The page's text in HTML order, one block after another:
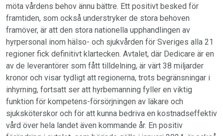
möta vårdens behov ännu bättre. Ett positivt besked för
framtiden, som också understryker de stora behoven
framöver, är att den stora nationella upphandlingen av
hyrpersonal inom hälso- och sjukvården för Sveriges alla 21
regioner fick definitivt klartecken. Avtalet, där Dedicare är en
av de leverantörer som fått tilldelning, är värt 38 miljarder
kronor och visar tydligt att regionerna, trots begränsningar i
inhyrning, fortsatt ser att hyrbemanning fyller en viktig
funktion för kompetens-försörjningen av läkare och
sjuksköterskor och för att kunna bedriva en kostnadseffektiv
vård över hela landet även kommande år. En positiv